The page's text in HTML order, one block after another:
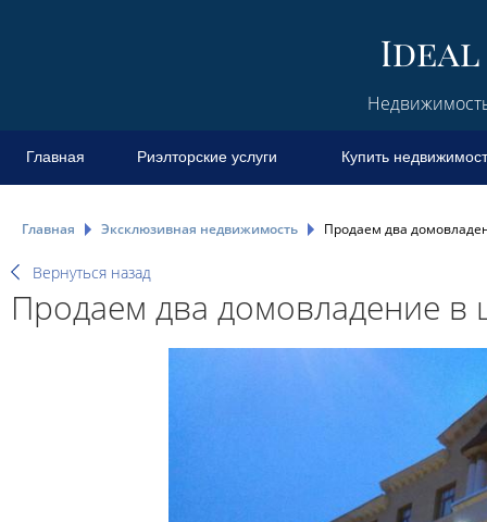
Главная Риэлторские услуги Купить
Главная Эксклюзивная недвижимость Продаем два
Вернуться назад
Продаем два домовладение в